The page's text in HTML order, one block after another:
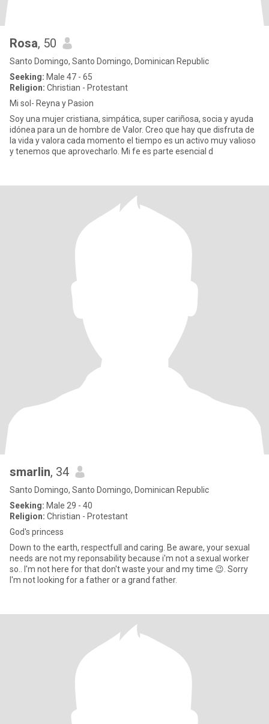
Rosa, 50
Santo Domingo, Santo Domingo, Dominican Republic
Seeking: Male 47 - 65
Religion: Christian - Protestant
Mi sol- Reyna y Pasion
Soy una mujer cristiana, simpática, super cariñosa, socia y ayuda
idónea para un de hombre de Valor. Creo que hay que disfruta de
la vida y valora cada momento el tiempo es un activo muy valioso
y tenemos que aprovecharlo. Mi fe es parte esencial d
smarlin, 34
Santo Domingo, Santo Domingo, Dominican Republic
Seeking: Male 29 - 40
Religion: Christian - Protestant
God's princess
Down to the earth, respectfull and caring. Be aware, your sexual
needs are not my reponsability because i'm not a sexual worker
so.. I'm not here for that don't waste your and my time 😉. Sorry
I'm not looking for a father or a grand father.